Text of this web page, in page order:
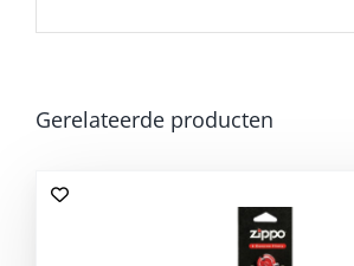
Gerelateerde producten